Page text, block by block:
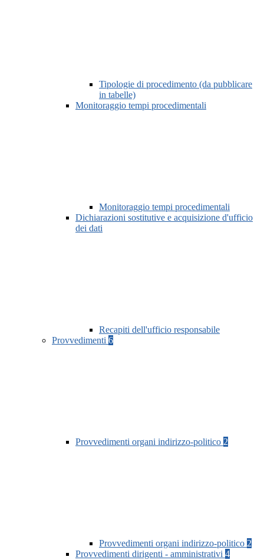
Tipologie di procedimento (da pubblicare
in tabelle)
Monitoraggio tempi procedimentali
Monitoraggio tempi procedimentali
Dichiarazioni sostitutive e acquisizione d'ufficio
dei dati
Recapiti dell'ufficio responsabile
Provvedimenti 6
Provvedimenti organi indirizzo-politico 2
Provvedimenti organi indirizzo-politico 2
Provvedimenti dirigenti - amministrativi 4